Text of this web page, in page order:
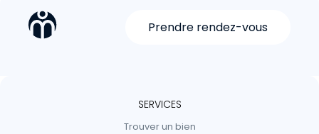
Prendre rendez-vous
SERVICES
Trouver un bien